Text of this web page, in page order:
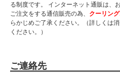
る制度です。 インターネット通販は、
ご注文をする通信販売の為、 クーリン
らかじめご了承ください。（詳しくは
ください。）
ご連絡先